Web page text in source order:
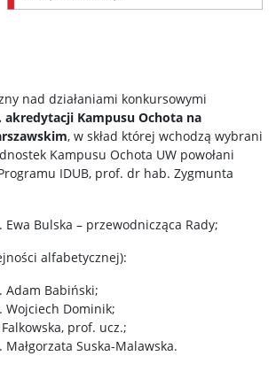
nad działaniami konkursowymi
akredytacji Kampusu Ochota na
, w skład której wchodzą wybrani
Kampusu Ochota UW powołani
IDUB, prof. dr hab. Zygmunta
Bulska – przewodnicząca Rady;
alfabetycznej):
Babiński;
Dominik;
prof. ucz.;
Suska-Malawska.